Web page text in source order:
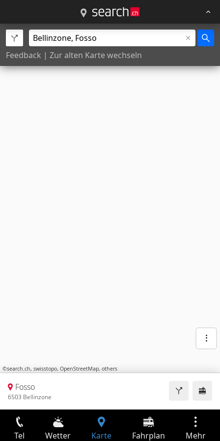
Feedback | Zur alten Karte wechseln
©search.ch, swisstopo, OpenStreetMap, others
Fosso
6503 Bellinzone
Tel Wetter Karte Fahrplan Mehr